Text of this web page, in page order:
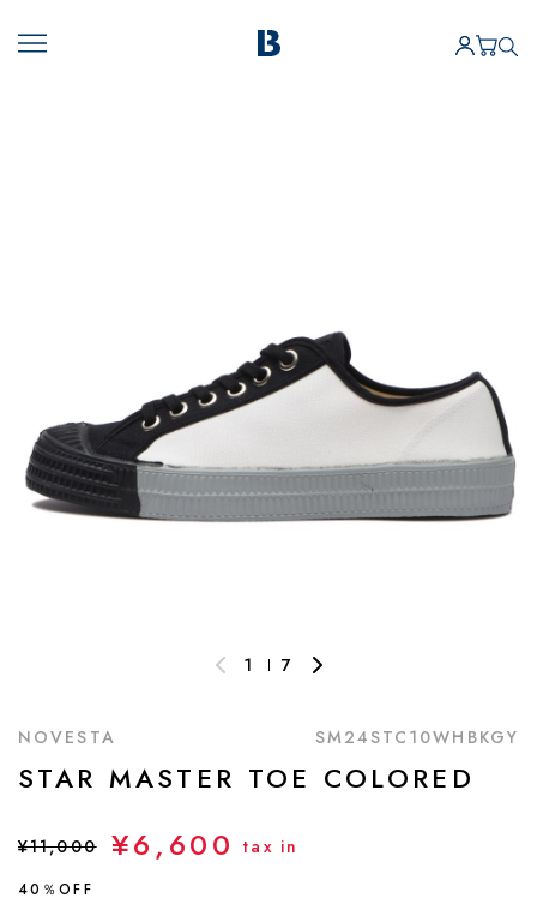
1 7
NOVESTA SM24STC10WHBKGY
STAR MASTER TOE COLORED
¥11,000 ¥6,600 tax in
40％OFF